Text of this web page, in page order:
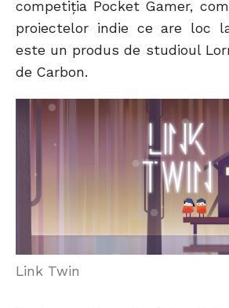
competiția Pocket Gamer,
proiectelor indie ce are loc
este un produs de studioul
de Carbon.
Link Twin